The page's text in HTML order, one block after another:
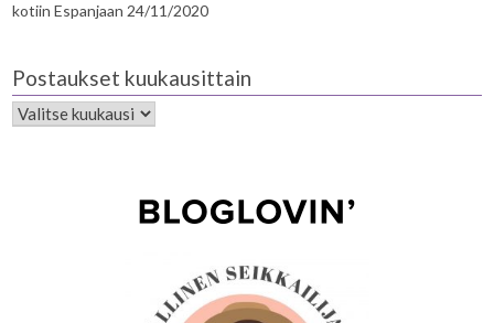
kotiin Espanjaan 24/11/2020
Postaukset kuukausittain